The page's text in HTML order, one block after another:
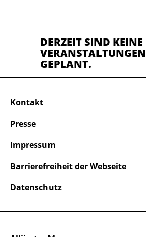
DERZEIT SIND KEINE
VERANSTALTUNGEN
GEPLANT.
Kontakt
Presse
Impressum
Barrierefreiheit der Webseite
Datenschutz